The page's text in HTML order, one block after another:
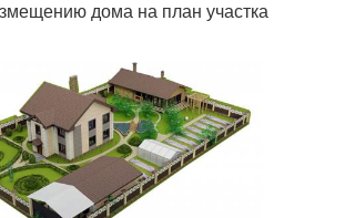
дома на план участка